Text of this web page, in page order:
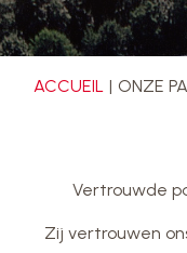
ACCUEIL ONZE
Vertrouwde
Zij vertrouwen